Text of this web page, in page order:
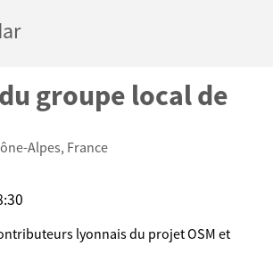
groupe local de
Alpes, France
lyonnais du projet OSM et